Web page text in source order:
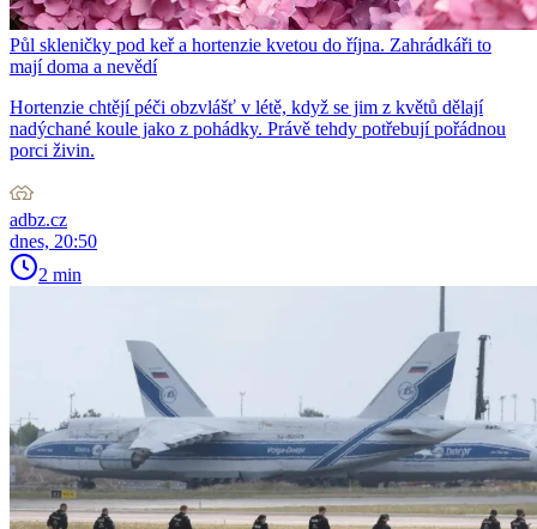
Půl skleničky pod keř a hortenzie kvetou do října. Zahrádkáři to
mají doma a nevědí
Hortenzie chtějí péči obzvlášť v létě, když se jim z květů dělají
nadýchané koule jako z pohádky. Právě tehdy potřebují pořádnou
porci živin.
adbz.cz
dnes, 20:50
2 min